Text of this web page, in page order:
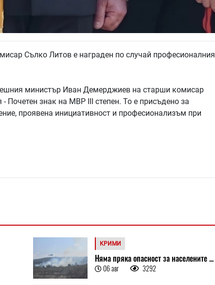
Сълко Литов е награден по случай професионалния
министър Иван Демерджиев на старши комисар
Почетен знак на МВР III степен. То е присъдено за
проявена инициативност и професионализъм при
КРИМИ
Няма пряка опасност за населените ...
06 авг 3292